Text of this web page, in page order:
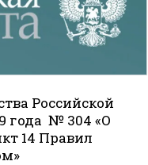
Российской
года № 304 «О
14 Правил